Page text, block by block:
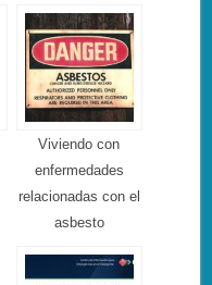
Viviendo con
enfermedades
relacionadas con el
asbesto